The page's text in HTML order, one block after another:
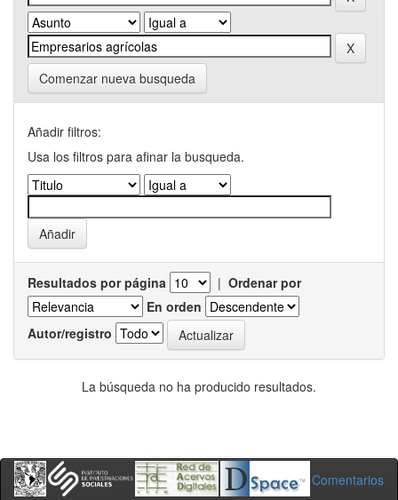
Comenzar nueva busqueda
Añadir filtros:
Usa los filtros para afinar la busqueda.
Resultados por página | Ordenar por
En orden
Autor/registro
La búsqueda no ha producido resultados.
Comentarios